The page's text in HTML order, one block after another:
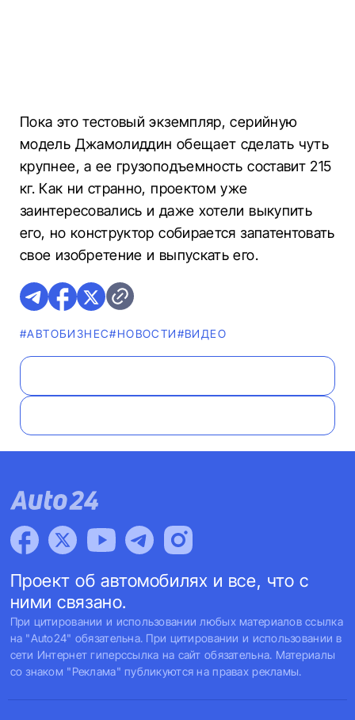
Пока это тестовый экземпляр, серийную
модель Джамолиддин обещает сделать чуть
крупнее, а ее грузоподъемность составит 215
кг. Как ни странно, проектом уже
заинтересовались и даже хотели выкупить
его, но конструктор собирается запатентовать
свое изобретение и выпускать его.
#AВТОБИЗНЕС#НОВОСТИ#ВИДЕО
Проект об автомобилях и все, что с
ними связано.
При цитировании и использовании любых материалов ссылка
на "Auto24" обязательна. При цитировании и использовании в
сети Интернет гиперссылка на сайт обязательна. Материалы
со знаком "Реклама" публикуются на правах рекламы.